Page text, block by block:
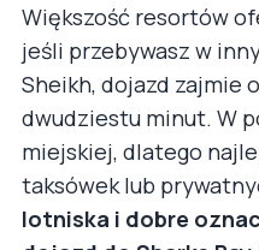
Większość resortów
jeśli przebywasz w
Sheikh, dojazd zajmie
dwudziestu minut. W
miejskiej, dlatego
taksówek lub
lotniska i dobre